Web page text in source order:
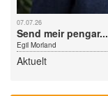
07.07.26
Send meir pengar...
Egil Morland
Aktuelt